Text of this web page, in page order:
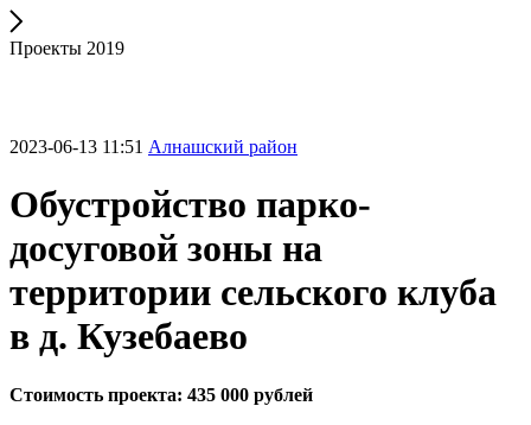
Проекты 2019
2023-06-13 11:51 Алнашский район
Обустройство парко-
досуговой зоны на
территории сельского клуба
в д. Кузебаево
Стоимость проекта: 435 000 рублей